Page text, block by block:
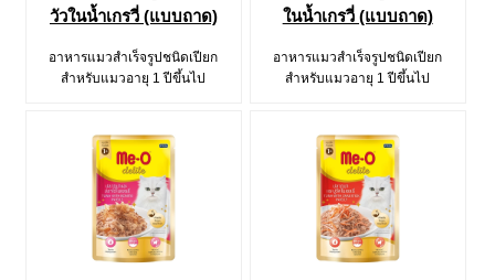
วัวในน้ำเกรวี่ (แบบถาด)
อาหารแมวสำเร็จรูปชนิดเปียก
สำหรับแมวอายุ 1 ปีขึ้นไป
ในน้ำเกรวี่ (แบบถาด)
อาหารแมวสำเร็จรูปชนิดเปียก
สำหรับแมวอายุ 1 ปีขึ้นไป